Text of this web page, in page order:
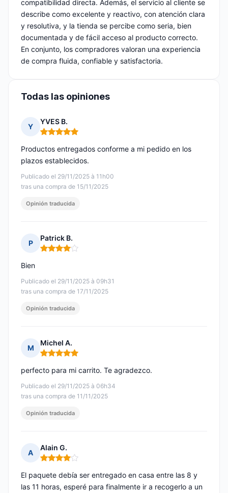
compatibilidad directa. Además, el servicio al cliente se
describe como excelente y reactivo, con atención clara
y resolutiva, y la tienda se percibe como seria, bien
documentada y de fácil acceso al producto correcto.
En conjunto, los compradores valoran una experiencia
de compra fluida, confiable y satisfactoria.
Todas las opiniones
Y
YVES B.
Nota: 5 de 5
Publicado el 29/11/2025 à 11h00
tras una compra de 15/11/2025
Productos entregados conforme a mi pedido en los
plazos establecidos.
Opinión traducida
P
Patrick B.
Nota: 4 de 5
Publicado el 29/11/2025 à 09h31
tras una compra de 17/11/2025
Bien
Opinión traducida
M
Michel A.
Nota: 5 de 5
Publicado el 29/11/2025 à 06h34
tras una compra de 11/11/2025
perfecto para mi carrito. Te agradezco.
Opinión traducida
A
Alain G.
Nota: 4 de 5
El paquete debía ser entregado en casa entre las 8 y
las 11 horas, esperé para finalmente ir a recogerlo a un